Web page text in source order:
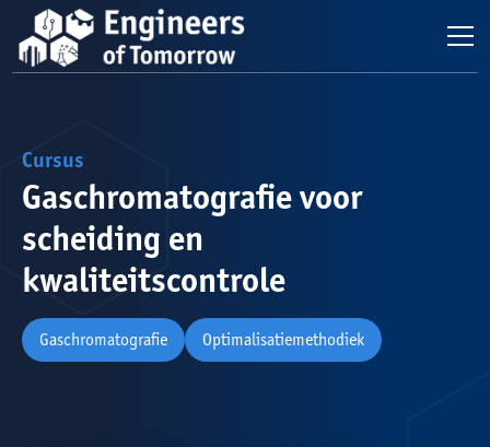
Cursus
Gaschromatografie voor
scheiding en
kwaliteitscontrole
Gaschromatografie Optimalisatiemethodiek